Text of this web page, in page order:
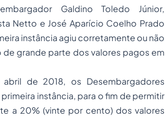
Galdino Toledo Júnior,
Netto e José Aparício Coelho Prado
instância agiu corretamente ou não
grande parte dos valores pagos em
de 2018, os Desembargadores
instância, para o fim de permitir
a 20% (vinte por cento) dos valores